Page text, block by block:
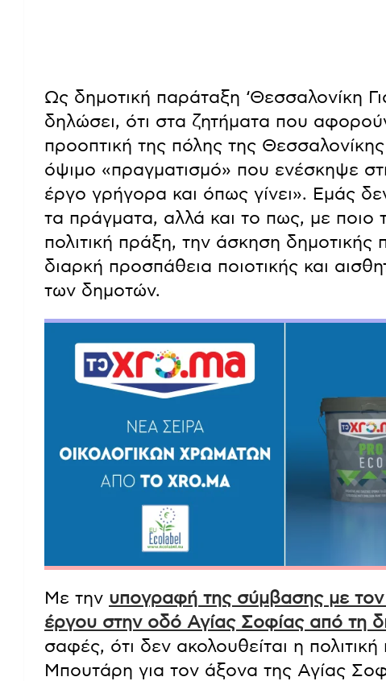
Ως δημοτική παράταξη ‘Θεσσαλονίκη
δηλώσει, ότι στα ζητήματα που
προοπτική της πόλης της
όψιμο «πραγματισμό» που ενέσκηψε
έργο γρήγορα και όπως γίνει». Εμάς
τα πράγματα, αλλά και το πως, με ποιο
πολιτική πράξη, την άσκηση
διαρκή προσπάθεια ποιοτικής και
των δημοτών.
Με την υπογραφή της σύμβασης με τον
έργου στην οδό Αγίας Σοφίας από τη
σαφές, ότι δεν ακολουθείται η
Μπουτάρη για τον άξονα της Αγίας